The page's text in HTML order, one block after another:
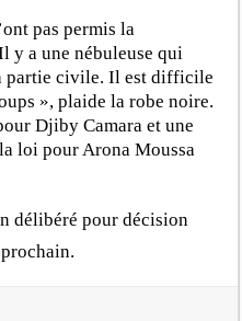
pas permis la
y a une nébuleuse qui
partie civile. Il est difficile
», plaide la robe noire.
Djiby Camara et une
loi pour Arona Moussa
délibéré pour décision